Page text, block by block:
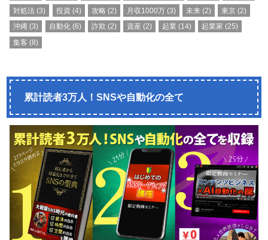
対処法 (3) 投資 (4) 攻略 (2) 月収1000万 (3) 未来 (2) 東京 (2)
沖縄 (3) 自動化(6) 詐欺 (2) 資産 (2) 起業 (14) 起業家 (25)
集客 (8)
累計読者3万人！SNSや自動化の全て